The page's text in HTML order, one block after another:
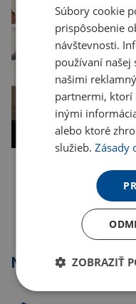
Kopírovať odkaz
Najpredávanejšie
Súbory cookie
prispôsobenie
návštevnosti.
používaní našej
našimi
partnermi, ktorí
inými
alebo ktoré
služieb.Zásady
ZOBRAZIŤ